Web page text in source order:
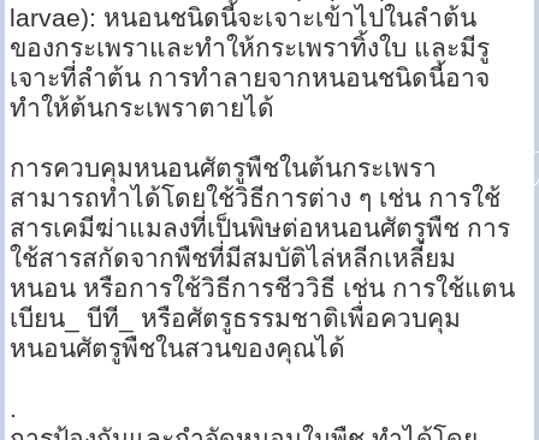
larvae): หนอนชนิดนี้จะเจาะเข้าไปในลำต้น
ของกระเพราและทำให้กระเพราทิ้งใบ และมีรู
เจาะที่ลำต้น การทำลายจากหนอนชนิดนี้อาจ
ทำให้ต้นกระเพราตายได้
การควบคุมหนอนศัตรูพืชในต้นกระเพรา
สามารถทำได้โดยใช้วิธีการต่าง ๆ เช่น การใช้
สารเคมีฆ่าแมลงที่เป็นพิษต่อหนอนศัตรูพืช การ
ใช้สารสกัดจากพืชที่มีสมบัติไล่หลีกเหลี่ยม
หนอน หรือการใช้วิธีการชีววิธี เช่น การใช้แตน
เบียน_ บีที_ หรือศัตรูธรรมชาติเพื่อควบคุม
หนอนศัตรูพืชในสวนของคุณได้
.